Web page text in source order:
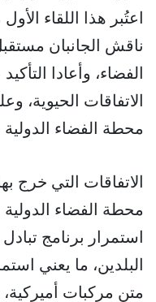
اعتُبر هذا اللقاء
ناقش الجانبان
الفضاء، وأعادا
الاتفاقات الحيوية،
محطة الفضاء الدولية
الاتفاقات التي خرج
محطة الفضاء
استمرار برنامج
البلدين، ما يعني
متن مركبات